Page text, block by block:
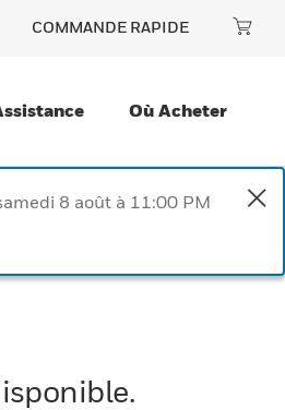
COMMANDE RAPIDE
Où Acheter
8 août à 11:00 PM